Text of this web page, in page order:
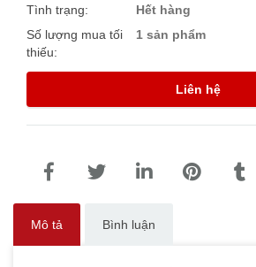
Tình trạng:
Hết hàng
Số lượng mua tối
thiếu:
1 sản phẩm
Liên hệ
Mô tả Bình luận